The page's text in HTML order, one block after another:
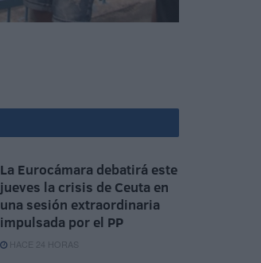
La Eurocámara debatirá este
jueves la crisis de Ceuta en
una sesión extraordinaria
impulsada por el PP
HACE 24 HORAS